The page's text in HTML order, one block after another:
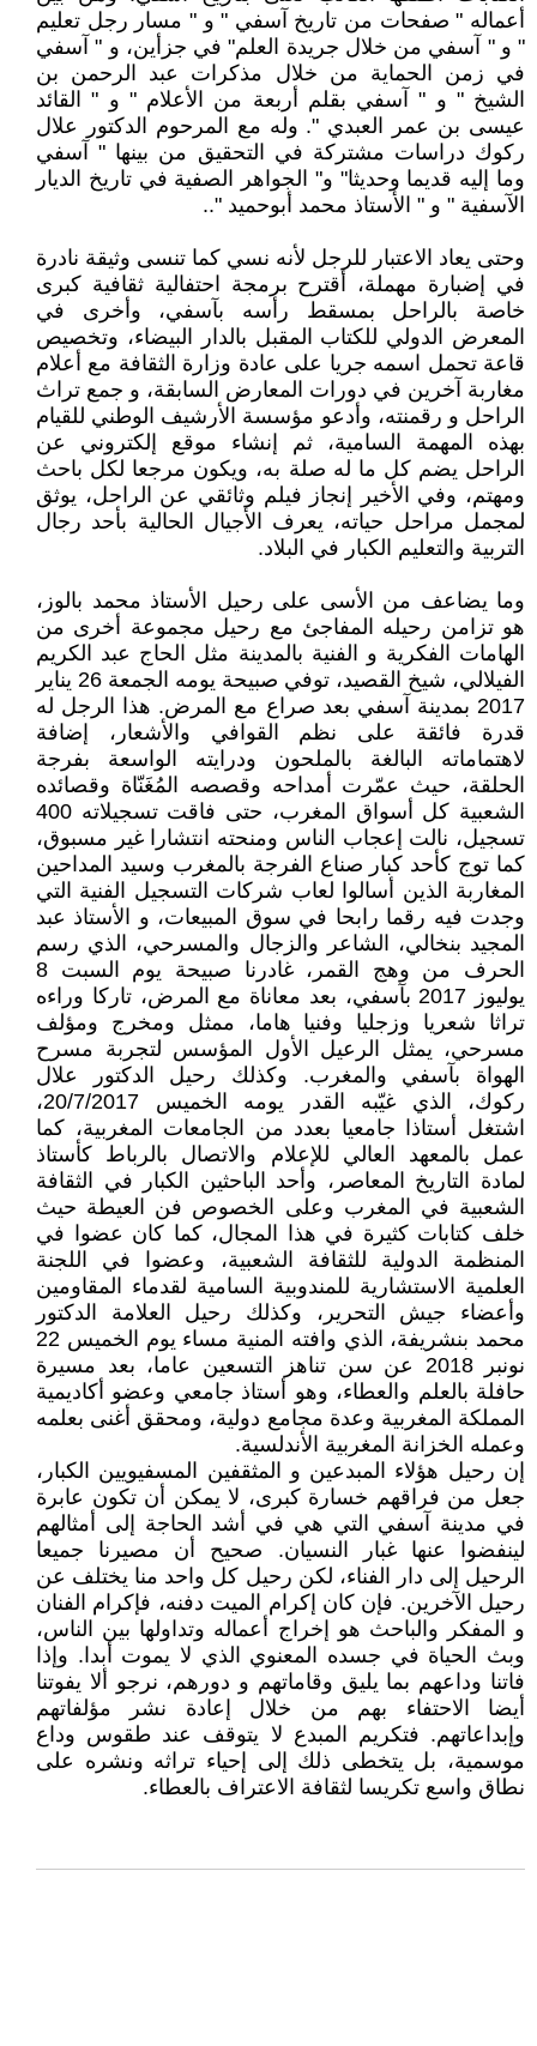
أعماله " صفحات من تاريخ آسفي " و " مسار رجل تعليم
" و " آسفي من خلال جريدة العلم" في جزأين، و " آسفي
في زمن الحماية من خلال مذكرات عبد الرحمن بن
الشيخ " و " آسفي بقلم أربعة من الأعلام " و " القائد
عيسى بن عمر العبدي ". وله مع المرحوم الدكتور علال
ركوك دراسات مشتركة في التحقيق من بينها " آسفي
وما إليه قديما وحديثا" و" الجواهر الصفية في تاريخ الديار
الآسفية " و " الأستاذ محمد أبوحميد "..
وحتى يعاد الاعتبار للرجل لأنه نسي كما تنسى وثيقة نادرة
في إضبارة مهملة، أقترح برمجة احتفالية ثقافية كبرى
خاصة بالراحل بمسقط رأسه بآسفي، وأخرى في
المعرض الدولي للكتاب المقبل بالدار البيضاء، وتخصيص
قاعة تحمل اسمه جريا على عادة وزارة الثقافة مع أعلام
مغاربة آخرين في دورات المعارض السابقة، و جمع تراث
الراحل و رقمنته، وأدعو مؤسسة الأرشيف الوطني للقيام
بهذه المهمة السامية، ثم إنشاء موقع إلكتروني عن
الراحل يضم كل ما له صلة به، ويكون مرجعا لكل باحث
ومهتم، وفي الأخير إنجاز فيلم وثائقي عن الراحل، يوثق
لمجمل مراحل حياته، يعرف الأجيال الحالية بأحد رجال
التربية والتعليم الكبار في البلاد.
وما يضاعف من الأسى على رحيل الأستاذ محمد بالوز،
هو تزامن رحيله المفاجئ مع رحيل مجموعة أخرى من
الهامات الفكرية و الفنية بالمدينة مثل الحاج عبد الكريم
الفيلالي، شيخ القصيد، توفي صبيحة يومه الجمعة 26 يناير
2017 بمدينة آسفي بعد صراع مع المرض. هذا الرجل له
قدرة فائقة على نظم القوافي والأشعار، إضافة
لاهتماماته البالغة بالملحون ودرايته الواسعة بفرجة
الحلقة، حيث عمّرت أمداحه وقصصه المُغَنّاة وقصائده
الشعبية كل أسواق المغرب، حتى فاقت تسجيلاته 400
تسجيل، نالت إعجاب الناس ومنحته انتشارا غير مسبوق،
كما توج كأحد كبار صناع الفرجة بالمغرب وسيد المداحين
المغاربة الذين أسالوا لعاب شركات التسجيل الفنية التي
وجدت فيه رقما رابحا في سوق المبيعات، و الأستاذ عبد
المجيد بنخالي، الشاعر والزجال والمسرحي، الذي رسم
الحرف من وهج القمر، غادرنا صبيحة يوم السبت 8
يوليوز 2017 بآسفي، بعد معاناة مع المرض، تاركا وراءه
تراثا شعريا وزجليا وفنيا هاما، ممثل ومخرج ومؤلف
مسرحي، يمثل الرعيل الأول المؤسس لتجربة مسرح
الهواة بآسفي والمغرب. وكذلك رحيل الدكتور علال
ركوك، الذي غيّبه القدر يومه الخميس 20/7/2017،
اشتغل أستاذا جامعيا بعدد من الجامعات المغربية، كما
عمل بالمعهد العالي للإعلام والاتصال بالرباط كأستاذ
لمادة التاريخ المعاصر، وأحد الباحثين الكبار في الثقافة
الشعبية في المغرب وعلى الخصوص فن العيطة حيث
خلف كتابات كثيرة في هذا المجال، كما كان عضوا في
المنظمة الدولية للثقافة الشعبية، وعضوا في اللجنة
العلمية الاستشارية للمندوبية السامية لقدماء المقاومين
وأعضاء جيش التحرير، وكذلك رحيل العلامة الدكتور
محمد بنشريفة، الذي وافته المنية مساء يوم الخميس 22
نونبر 2018 عن سن تناهز التسعين عاما، بعد مسيرة
حافلة بالعلم والعطاء، وهو أستاذ جامعي وعضو أكاديمية
المملكة المغربية وعدة مجامع دولية، ومحقق أغنى بعلمه
وعمله الخزانة المغربية الأندلسية.
إن رحيل هؤلاء المبدعين و المثقفين المسفيويين الكبار،
جعل من فراقهم خسارة كبرى، لا يمكن أن تكون عابرة
في مدينة آسفي التي هي في أشد الحاجة إلى أمثالهم
لينفضوا عنها غبار النسيان. صحيح أن مصيرنا جميعا
الرحيل إلى دار الفناء، لكن رحيل كل واحد منا يختلف عن
رحيل الآخرين. فإن كان إكرام الميت دفنه، فإكرام الفنان
و المفكر والباحث هو إخراج أعماله وتداولها بين الناس،
وبث الحياة في جسده المعنوي الذي لا يموت أبدا. وإذا
فاتنا وداعهم بما يليق وقاماتهم و دورهم، نرجو ألا يفوتنا
أيضا الاحتفاء بهم من خلال إعادة نشر مؤلفاتهم
وإبداعاتهم. فتكريم المبدع لا يتوقف عند طقوس وداع
موسمية، بل يتخطى ذلك إلى إحياء تراثه ونشره على
نطاق واسع تكريسا لثقافة الاعتراف بالعطاء.